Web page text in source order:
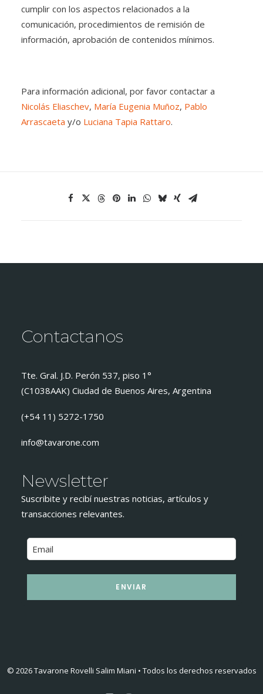
cumplir con los aspectos relacionados a la
comunicación, procedimientos de remisión de
información, aprobación de contenidos mínimos.
Para información adicional, por favor contactar a
Nicolás Eliaschev, María Eugenia Muñoz, Pablo
Arrascaeta y/o Luciana Tapia Rattaro.
Contactanos
Tte. Gral. J.D. Perón 537, piso 1°
(C1038AAK) Ciudad de Buenos Aires, Argentina
(+54 11) 5272-1750
info@tavarone.com
Newsletter
Suscribite y recibí nuestras noticias, artículos y
transacciones relevantes.
ENVIAR
© 2026 Tavarone Rovelli Salim Miani • Todos los derechos reservados